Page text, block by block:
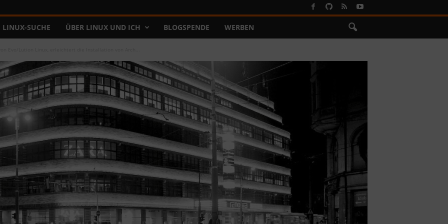
LINUX-SUCHE ÜBER LINUX UND ICH BLOGSPENDE WERBEN